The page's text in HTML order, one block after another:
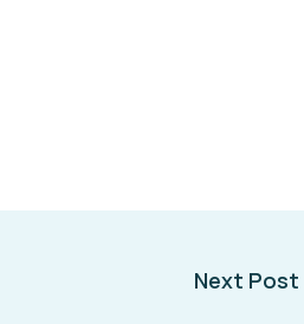
Next Post